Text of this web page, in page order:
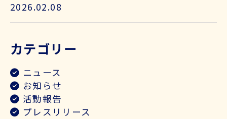
2026.02.08
カテゴリー
ニュース
お知らせ
活動報告
プレスリリース